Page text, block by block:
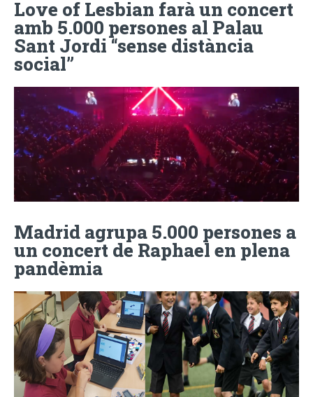
Love of Lesbian farà un concert
amb 5.000 persones al Palau
Sant Jordi “sense distància
social”
Madrid agrupa 5.000 persones a
un concert de Raphael en plena
pandèmia